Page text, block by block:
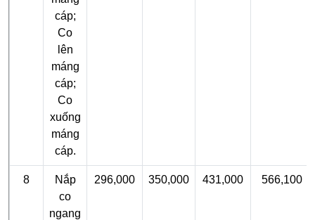
cáp;
Co
lên
máng
cáp;
Co
xuống
máng
cáp.
8
Nắp
co
ngang
296,000 350,000 431,000 566,100